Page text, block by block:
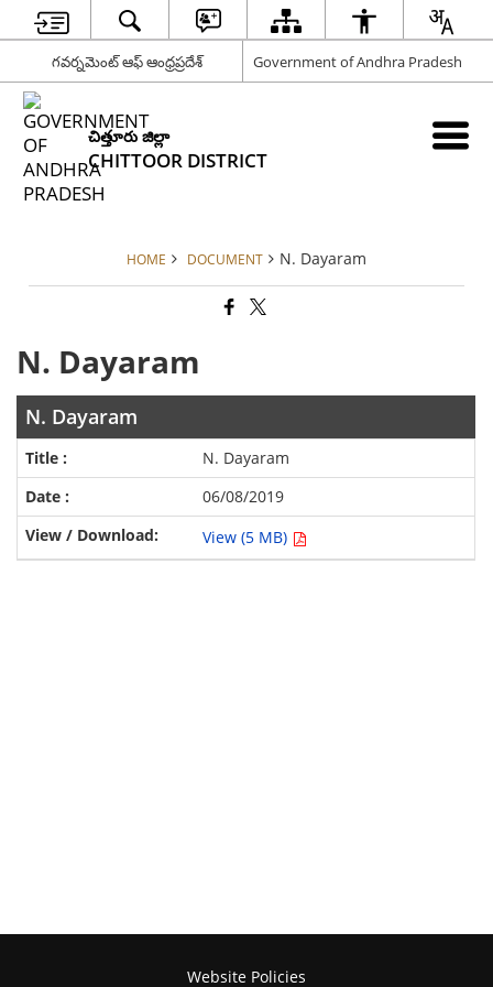
గవర్నమెంట్ ఆఫ్ ఆంధ్రప్రదేశ్ Government of Andhra Pradesh
చిత్తూరు జిల్లా
CHITTOOR DISTRICT
HOME DOCUMENT N. Dayaram
N. Dayaram
N. Dayaram
N. Dayaram
06/08/2019
View (5 MB)
Website Policies